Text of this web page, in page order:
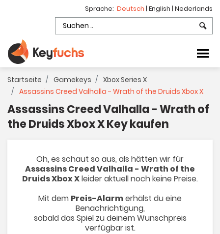
Sprache: Deutsch | English | Nederlands
Startseite Gamekeys
Xbox Series X
Assassins Creed Valhalla - Wrath of the Druids Xbox X
Assassins Creed Valhalla - Wrath of
the Druids Xbox X Key kaufen
Oh, es schaut so aus, als hätten wir für
Assassins Creed Valhalla - Wrath of the
Druids Xbox Xleider aktuell noch keine Preise.
Mit dem Preis-Alarmerhälst du eine
Benachrichtigung,
sobald das Spiel zu deinem Wunschpreis
verfügbar ist.